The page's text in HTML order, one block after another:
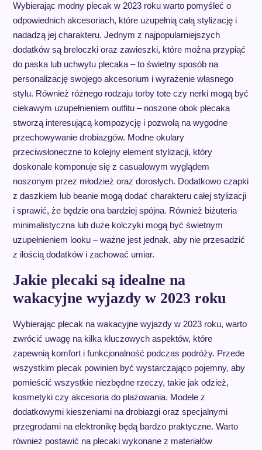
Wybierając modny plecak w 2023 roku warto pomyśleć o
odpowiednich akcesoriach, które uzupełnią całą stylizację i
nadadzą jej charakteru. Jednym z najpopularniejszych
dodatków są breloczki oraz zawieszki, które można przypiąć
do paska lub uchwytu plecaka – to świetny sposób na
personalizację swojego akcesorium i wyrażenie własnego
stylu. Również różnego rodzaju torby tote czy nerki mogą być
ciekawym uzupełnieniem outfitu – noszone obok plecaka
stworzą interesującą kompozycję i pozwolą na wygodne
przechowywanie drobiazgów. Modne okulary
przeciwsłoneczne to kolejny element stylizacji, który
doskonale komponuje się z casualowym wyglądem
noszonym przez młodzież oraz dorosłych. Dodatkowo czapki
z daszkiem lub beanie mogą dodać charakteru całej stylizacji
i sprawić, że będzie ona bardziej spójna. Również biżuteria
minimalistyczna lub duże kolczyki mogą być świetnym
uzupełnieniem looku – ważne jest jednak, aby nie przesadzić
z ilością dodatków i zachować umiar.
Jakie plecaki są idealne na
wakacyjne wyjazdy w 2023 roku
Wybierając plecak na wakacyjne wyjazdy w 2023 roku, warto
zwrócić uwagę na kilka kluczowych aspektów, które
zapewnią komfort i funkcjonalność podczas podróży. Przede
wszystkim plecak powinien być wystarczająco pojemny, aby
pomieścić wszystkie niezbędne rzeczy, takie jak odzież,
kosmetyki czy akcesoria do plażowania. Modele z
dodatkowymi kieszeniami na drobiazgi oraz specjalnymi
przegrodami na elektronikę będą bardzo praktyczne. Warto
również postawić na plecaki wykonane z materiałów